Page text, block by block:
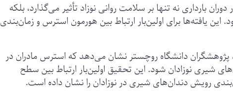
بارداری نه تنها بر سلامت روانی نوزاد تأثیر می‌گذارد، بلکه
یافته‌ها برای اولین‌بار ارتباط بین هورمون استرس و زمان‌بندی
پژوهشگران دانشگاه روچستر نشان می‌دهد که استرس مادران در
شیری نوزادان شود. این تحقیق اولین‌بار ارتباط بین سطح
رویش دندان‌های شیری در نوزادان را نشان داده است.